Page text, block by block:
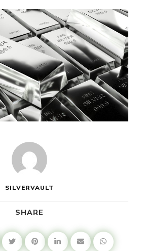
SILVERVAULT
SHARE